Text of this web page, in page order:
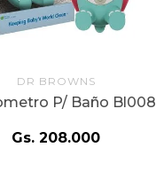
DR BROWNS
P/ Baño Bl008
Gs. 208.000